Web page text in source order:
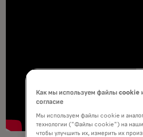
Как мы используем файлы cookie
согласие
Мы используем файлы cookie и
технологии ("Файлы cookie") на
чтобы улучшить их, измерить их